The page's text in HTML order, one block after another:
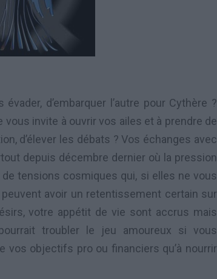
d’embarquer l’autre pour Cythère ?
vous invite à ouvrir vos ailes et à prendre de
d’élever les débats ? Vos échanges avec
depuis décembre dernier où la pression
tensions cosmiques qui, si elles ne vous
avoir un retentissement certain sur
votre appétit de vie sont accrus mais
troubler le jeu amoureux si vous
vos objectifs pro ou financiers qu’à nourrir